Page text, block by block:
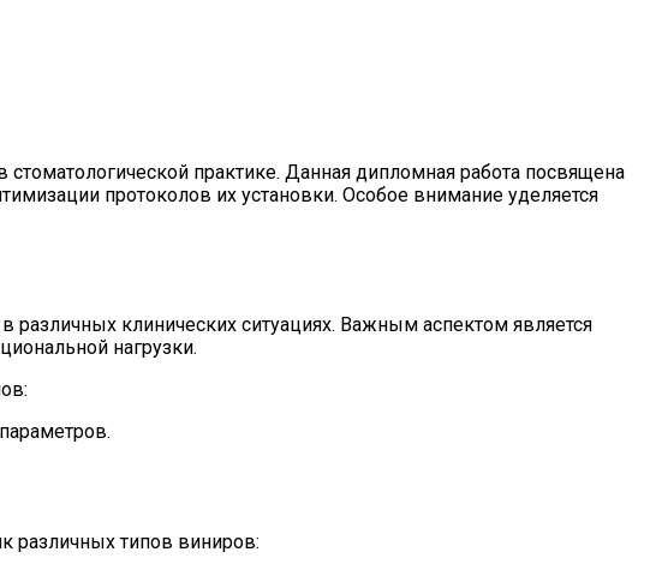
практике. Данная дипломная работа посвящена
протоколов их установки. Особое внимание уделяется
клинических ситуациях. Важным аспектом является
нагрузки.
различных типов виниров: